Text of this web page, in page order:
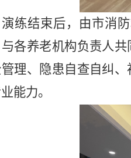
演练结束后，由市消
各养老机构负责人
理、隐患自查自纠
能力。